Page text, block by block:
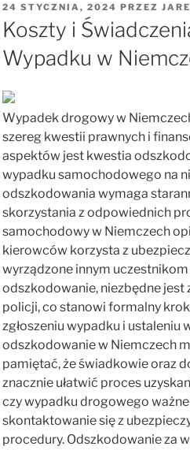
OPUBLIKOWANE
W
24 STYCZNIA, 2024 PRZEZ
Koszty i
Wypadku w
Wypadek drogowy w
szereg kwestii prawnych i
aspektów jest kwestia
wypadku samochodowego na
odszkodowania wymaga
skorzystania z odpowiednich
samochodowy w Niemczech
kierowców korzysta z
wyrządzone innym
odszkodowanie, niezbędne jest
policji, co stanowi formalny
zgłoszeniu wypadku i ustaleniu
odszkodowanie w Niemczech
pamiętać, że świadkowie oraz
znacznie ułatwić proces
czy wypadku drogowego
skontaktowanie się z
procedury. Odszkodowanie za